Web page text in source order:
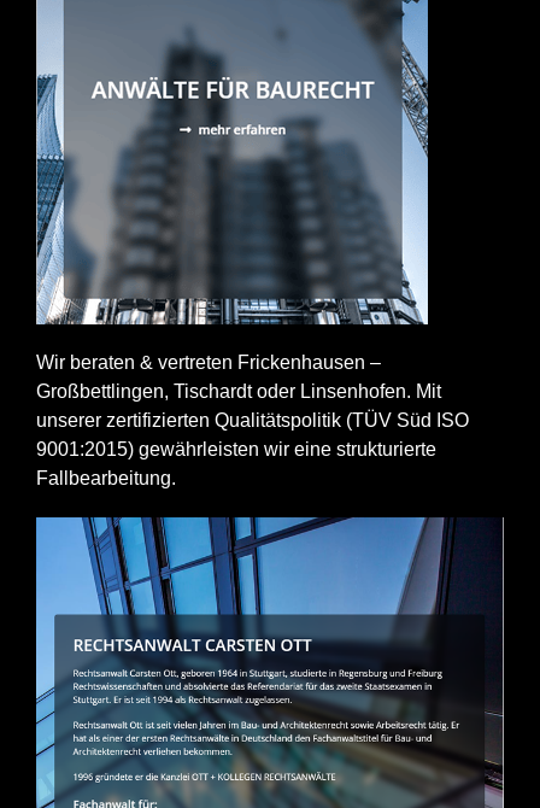
Wir beraten & vertreten Frickenhausen –
Großbettlingen, Tischardt oder Linsenhofen. Mit
unserer zertifizierten Qualitätspolitik (TÜV Süd ISO
9001:2015) gewährleisten wir eine strukturierte
Fallbearbeitung.